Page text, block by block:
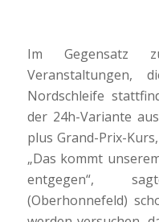
Im Gegensatz
Veranstaltungen,
Nordschleife
der 24h-Variante
plus Grand-Prix-
„Das kommt
entgegen“,
(Oberhonnefeld)